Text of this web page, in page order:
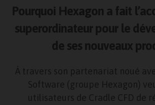
Pourquoi Hexagon a fait
superordinateur pour le
de ses nouveaux
À travers son partenariat noué
Software (groupe Hexagon)
utilisateurs de Cradle CFD de